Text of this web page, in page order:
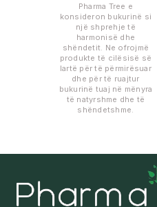
Pharma Tree e
konsideron bukurinë si
një shprehje të
harmonisë dhe
shëndetit. Ne ofrojmë
produkte të cilësisë së
lartë për të përmirësuar
dhe për të ruajtur
bukurinë tuaj në mënyra
të natyrshme dhe të
shëndetshme.